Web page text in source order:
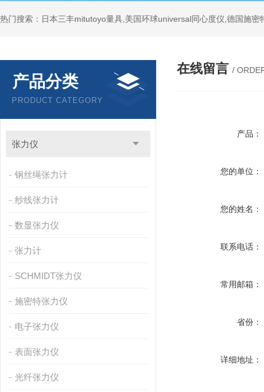
产品分类
PRODUCT CATEGORY
张力仪
钢丝绳张力计
纱线张力计
数显张力仪
张力计
SCHMIDT张力仪
施密特张力仪
电子张力仪
表面张力仪
光纤张力仪
在线留言 /
产品：
您的单位：
您的姓名：
联系电话：
常用邮箱：
省份：
详细地址：